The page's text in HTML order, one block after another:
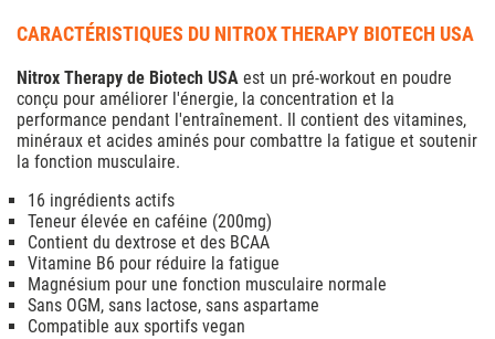
CARACTÉRISTIQUES DU NITROX THERAPY BIOTECH USA
Nitrox Therapy de Biotech USA est un pré-workout en poudre
conçu pour améliorer l'énergie, la concentration et la
performance pendant l'entraînement. Il contient des vitamines,
minéraux et acides aminés pour combattre la fatigue et soutenir
la fonction musculaire.
16 ingrédients actifs
Teneur élevée en caféine (200mg)
Contient du dextrose et des BCAA
Vitamine B6 pour réduire la fatigue
Magnésium pour une fonction musculaire normale
Sans OGM, sans lactose, sans aspartame
Compatible aux sportifs vegan